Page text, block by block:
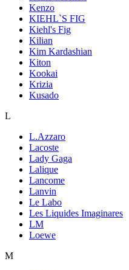
Kenzo
KIEHL`S FIG
Kiehl's Fig
Kilian
Kim Kardashian
Kiton
Kookai
Krizia
Kusado
L
L.Azzaro
Lacoste
Lady Gaga
Lalique
Lancome
Lanvin
Le Labo
Les Liquides Imaginares
LM
Loewe
M